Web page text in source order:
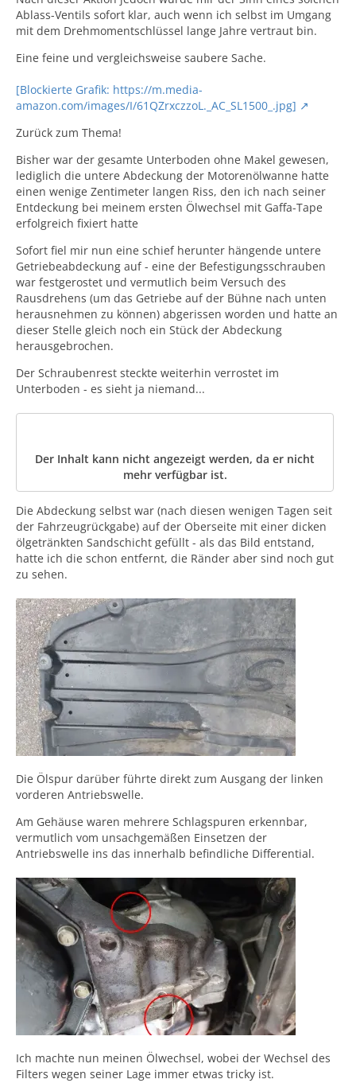
Ablass-Ventils sofort klar, auch wenn ich selbst im Umgang
mit dem Drehmomentschlüssel lange Jahre vertraut bin.
Eine feine und vergleichsweise saubere Sache.
[Blockierte Grafik: https://m.media-
amazon.com/images/I/61QZrxczzoL._AC_SL1500_.jpg]
Zurück zum Thema!
Bisher war der gesamte Unterboden ohne Makel gewesen,
lediglich die untere Abdeckung der Motorenölwanne hatte
einen wenige Zentimeter langen Riss, den ich nach seiner
Entdeckung bei meinem ersten Ölwechsel mit Gaffa-Tape
erfolgreich fixiert hatte
Sofort fiel mir nun eine schief herunter hängende untere
Getriebeabdeckung auf - eine der Befestigungsschrauben
war festgerostet und vermutlich beim Versuch des
Rausdrehens (um das Getriebe auf der Bühne nach unten
herausnehmen zu können) abgerissen worden und hatte an
dieser Stelle gleich noch ein Stück der Abdeckung
herausgebrochen.
Der Schraubenrest steckte weiterhin verrostet im
Unterboden - es sieht ja niemand...
Der Inhalt kann nicht angezeigt werden, da er nicht
mehr verfügbar ist.
Die Abdeckung selbst war (nach diesen wenigen Tagen seit
der Fahrzeugrückgabe) auf der Oberseite mit einer dicken
ölgetränkten Sandschicht gefüllt - als das Bild entstand,
hatte ich die schon entfernt, die Ränder aber sind noch gut
zu sehen.
Die Ölspur darüber führte direkt zum Ausgang der linken
vorderen Antriebswelle.
Am Gehäuse waren mehrere Schlagspuren erkennbar,
vermutlich vom unsachgemäßen Einsetzen der
Antriebswelle ins das innerhalb befindliche Differential.
Ich machte nun meinen Ölwechsel, wobei der Wechsel des
Filters wegen seiner Lage immer etwas tricky ist.